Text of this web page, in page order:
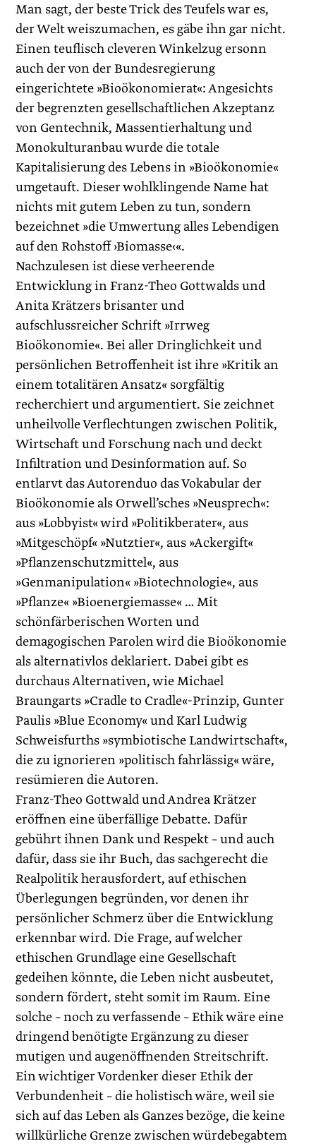
Man sagt, der beste Trick des Teufels war es,
der Welt weiszumachen, es gäbe ihn gar nicht.
Einen teuflisch cleveren Winkelzug ersonn
auch der von der Bundesregierung
eingerichtete »Bioökonomierat«: Angesichts
der begrenzten gesellschaftlichen Akzeptanz
von Gentechnik, Massentierhaltung und
Monokulturanbau wurde die totale
Kapitalisierung des Lebens in »Bioökonomie«
umgetauft. Dieser wohlklingende Name hat
nichts mit gutem Leben zu tun, sondern
bezeichnet »die Umwertung alles Lebendigen
auf den Rohstoff ›Biomasse‹«.
Nachzulesen ist diese verheerende
Entwicklung in Franz-Theo Gottwalds und
Anita Krätzers brisanter und
aufschlussreicher Schrift »Irrweg
Bioökonomie«. Bei aller Dringlichkeit und
persönlichen Betroffenheit ist ihre »Kritik an
einem totalitären Ansatz« sorgfältig
recherchiert und argumentiert. Sie zeichnet
unheilvolle Verflechtungen zwischen Politik,
Wirtschaft und Forschung nach und deckt
Infiltration und Desinformation auf. So
entlarvt das Autorenduo das Vokabular der
Bioökonomie als Orwell’sches »Neusprech«:
aus »Lobbyist« wird »Politikberater«, aus
»Mitgeschöpf« »Nutztier«, aus »Ackergift«
»Pflanzenschutzmittel«, aus
»Genmanipulation« »Biotechnologie«, aus
»Pflanze« »Bioenergiemasse« … Mit
schönfärberischen Worten und
demagogischen Parolen wird die Bioökonomie
als alternativlos deklariert. Dabei gibt es
durchaus Alternativen, wie Michael
Braungarts »Cradle to Cradle«-Prinzip, Gunter
Paulis »Blue Economy« und Karl Ludwig
Schweisfurths »symbiotische Landwirtschaft«,
die zu ignorieren »politisch fahrlässig« wäre,
resümieren die Autoren.
Franz-Theo Gottwald und Andrea Krätzer
eröffnen eine überfällige Debatte. Dafür
gebührt ihnen Dank und Respekt – und auch
dafür, dass sie ihr Buch, das sachgerecht die
Realpolitik herausfordert, auf ethischen
Überlegungen begründen, vor denen ihr
persönlicher Schmerz über die Entwicklung
erkennbar wird. Die Frage, auf welcher
ethischen Grundlage eine Gesellschaft
gedeihen könnte, die Leben nicht ausbeutet,
sondern fördert, steht somit im Raum. Eine
solche – noch zu verfassende – Ethik wäre eine
dringend benötigte Ergänzung zu dieser
mutigen und augenöffnenden Streitschrift.
Ein wichtiger Vordenker dieser Ethik der
Verbundenheit – die holistisch wäre, weil sie
sich auf das Leben als Ganzes bezöge, die keine
willkürliche Grenze zwischen würdebegabtem